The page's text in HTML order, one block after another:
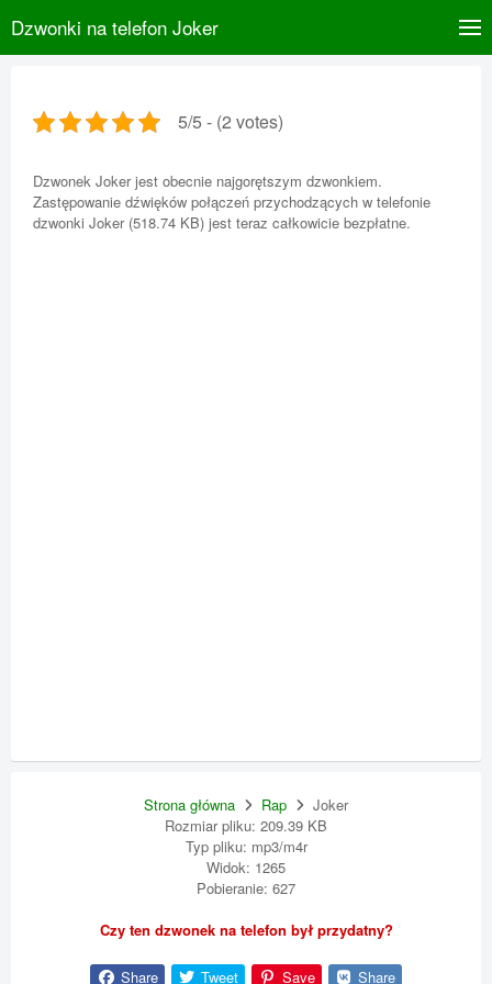
Dzwonki na telefon Joker
5/5 - (2 votes)
Dzwonek Joker jest obecnie najgorętszym dzwonkiem.
Zastępowanie dźwięków połączeń przychodzących w telefonie
dzwonki Joker (518.74 KB) jest teraz całkowicie bezpłatne.
Strona główna Rap
Joker
Rozmiar pliku: 209.39 KB
Typ pliku: mp3/m4r
Widok: 1265
Pobieranie: 627
Czy ten dzwonek na telefon był przydatny?
Share Tweet Save Share